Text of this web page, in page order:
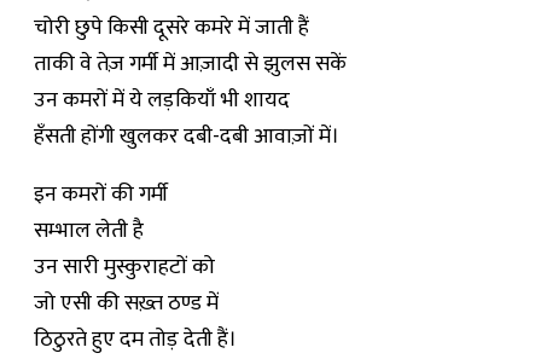
चोरी छुपे किसी दूसरे कमरे में जाती हैं
ताकी वे तेज़ गर्मी में आज़ादी से झुलस सकें
उन कमरों में ये लड़कियाँ भी शायद
हँसती होंगी खुलकर दबी-दबी आवाज़ों में।
इन कमरों की गर्मी
सम्भाल लेती है
उन सारी मुस्कुराहटों को
जो एसी की सख़्त ठण्ड में
ठिठुरते हुए दम तोड़ देती हैं।